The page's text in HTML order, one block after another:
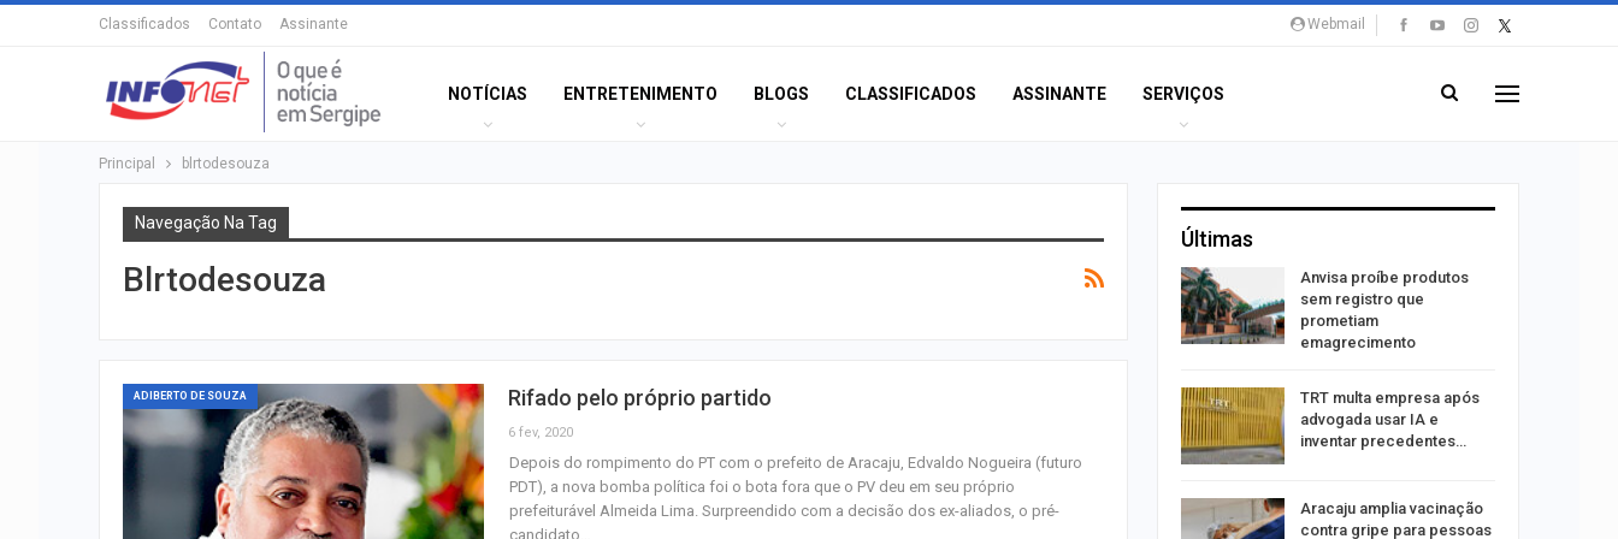
Webmail
Classificados Contato Assinante
NOTÍCIAS ENTRETENIMENTO BLOGS CLASSIFICADOS ASSINANTE SERVIÇOS
Principal blrtodesouza
Navegação Na Tag
Blrtodesouza
ADIBERTO DE SOUZA Rifado pelo próprio partido
6 fev, 2020
Depois do rompimento do PT com o prefeito de Aracaju, Edvaldo Nogueira (futuro
PDT), a nova bomba política foi o bota fora que o PV deu em seu próprio
prefeiturável Almeida Lima. Surpreendido com a decisão dos ex-aliados, o pré-
candidato…
Últimas
Câmara de Itabaianinha
Maurício Manieri traz a
Aracaju a turnê
Anvisa proíbe produtos
sem registro que
prometiam
emagrecimento
TRT multa empresa após
advogada usar IA e
inventar precedentes…
Aracaju amplia vacinação
contra gripe para pessoas